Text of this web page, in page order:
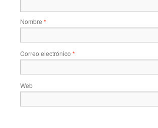
Nombre *
Correo electrónico *
Web